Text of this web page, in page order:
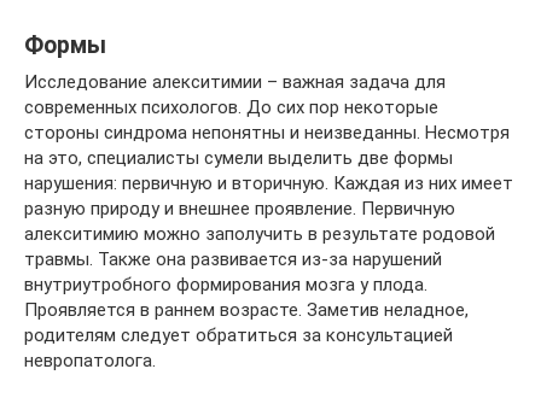
Формы
Исследование алекситимии – важная задача для
современных психологов. До сих пор некоторые
стороны синдрома непонятны и неизведанны. Несмотря
на это, специалисты сумели выделить две формы
нарушения: первичную и вторичную. Каждая из них имеет
разную природу и внешнее проявление. Первичную
алекситимию можно заполучить в результате родовой
травмы. Также она развивается из-за нарушений
внутриутробного формирования мозга у плода.
Проявляется в раннем возрасте. Заметив неладное,
родителям следует обратиться за консультацией
невропатолога.